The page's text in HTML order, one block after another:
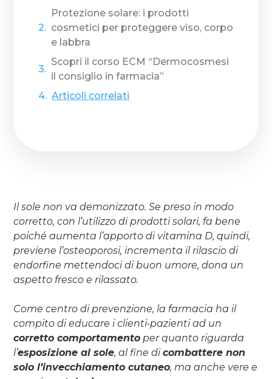
Protezione solare: i prodotti
cosmetici per proteggere viso, corpo
e labbra
Scopri il corso ECM “Dermocosmesi
il consiglio in farmacia”
Articoli correlati
Il sole non va demonizzato. Se preso in modo
corretto, con l’utilizzo di prodotti solari, fa bene
poiché aumenta l’apporto di vitamina D, quindi,
previene l’osteoporosi, incrementa il rilascio di
endorfine mettendoci di buon umore, dona un
aspetto fresco e rilassato.
Come centro di prevenzione, la farmacia ha il
compito di educare i clienti-pazienti ad un
corretto comportamento per quanto riguarda
l’esposizione al sole, al fine dicombattere non
solo l’invecchiamento cutaneo, ma anche vere e